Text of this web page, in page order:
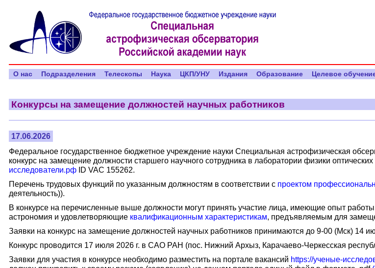
О нас Подразделения Телескопы Наука ЦКП/УНУ Издания Образование Целевое
Конкурсы на замещение должностей научных работников
17.06.2026
Федеральное государственное бюджетное учреждение науки Специальная астрофизическая
конкурс на замещение должности старшего научного сотрудника в лаборатории физики
исследователи.рф ID VAC 155262.
Перечень трудовых функций по указанным должностям в соответствии с проектом
деятельность)).
В конкурсе на перечисленные выше должности могут принять участие лица, имеющие опыт
астрономия и удовлетворяющие квалификационным характеристикам, предъявляемым для
Заявки на конкурс на замещение должностей научных работников принимаются до 9-00 (Мск) 14
Конкурс проводится 17 июля 2026 г. в САО РАН (пос. Нижний Архыз, Карачаево-Черкесская
Заявки для участия в конкурсе необходимо разместить на портале вакансий https://ученые-